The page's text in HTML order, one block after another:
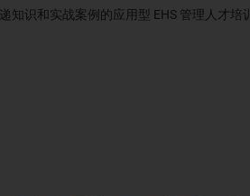
识和实战案例的应用型 EHS 管理人才培训